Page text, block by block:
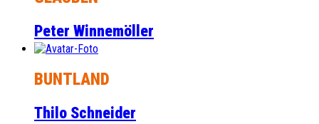
Peter Winnemöller
BUNTLAND
Thilo Schneider